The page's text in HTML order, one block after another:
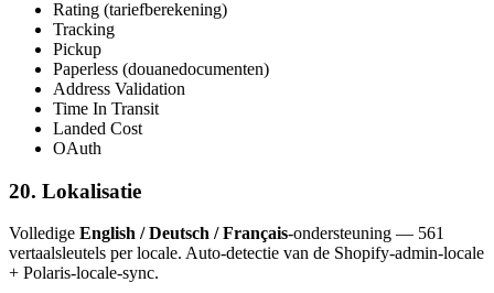
Rating (tariefberekening)
Tracking
Pickup
Paperless (douanedocumenten)
Address Validation
Time In Transit
Landed Cost
OAuth
20. Lokalisatie
Volledige English / Deutsch / Français-ondersteuning — 561
vertaalsleutels per locale. Auto-detectie van de Shopify-admin-locale
+ Polaris-locale-sync.